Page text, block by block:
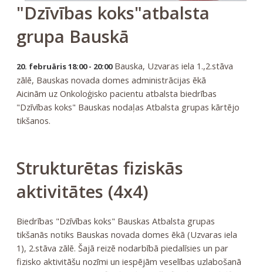
"Dzīvības koks"atbalsta
grupa Bauskā
20. februāris 18:00 - 20:00Bauska, Uzvaras iela 1.,2.stāva
zālē, Bauskas novada domes administrācijas ēkā
Aicinām uz Onkoloģisko pacientu atbalsta biedrības
"Dzīvības koks" Bauskas nodaļas Atbalsta grupas kārtējo
tikšanos.
Strukturētas fiziskās
aktivitātes (4x4)
Biedrības "Dzīvības koks" Bauskas Atbalsta grupas
tikšanās notiks Bauskas novada domes ēkā (Uzvaras iela
1), 2.stāva zālē. Šajā reizē nodarbībā piedalīsies un par
fizisko aktivitāšu nozīmi un iespējām veselības uzlabošanā